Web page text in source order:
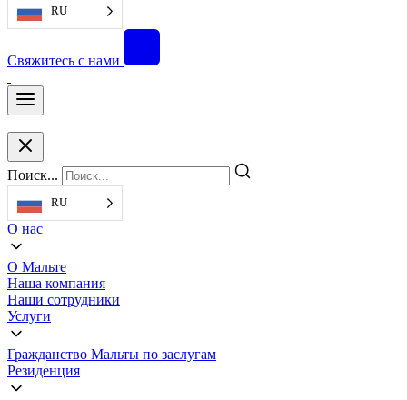
RU
Свяжитесь с нами
Поиск...
RU
О нас
О Мальте
Наша компания
Наши сотрудники
Услуги
Гражданство Мальты по заслугам
Резиденция